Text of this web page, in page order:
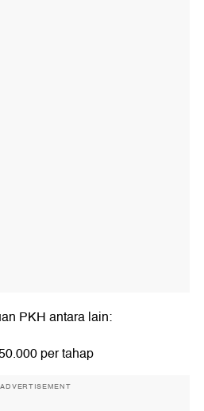
PKH antara lain:
per tahap
ADVERTISEMENT